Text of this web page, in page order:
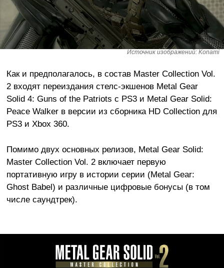
Источник изображений: Konami
Как и предполагалось, в состав Master Collection Vol.
2 входят переиздания стелс-экшенов Metal Gear
Solid 4: Guns of the Patriots с PS3 и Metal Gear Solid:
Peace Walker в версии из сборника HD Collection для
PS3 и Xbox 360.
Помимо двух основных релизов, Metal Gear Solid:
Master Collection Vol. 2 включает первую
портативную игру в истории серии (Metal Gear:
Ghost Babel) и различные цифровые бонусы (в том
числе саундтрек).